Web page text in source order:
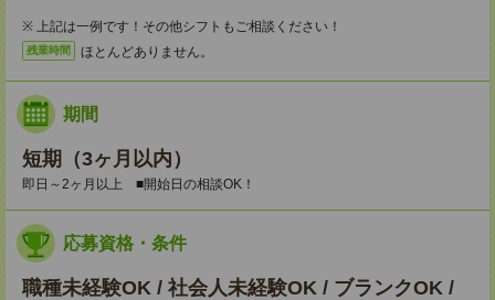
※ 上記は一例です！その他シフトもご相談ください！
残業時間 ほとんどありません。
期間
短期（3ヶ月以内）
即日～2ヶ月以上 ■開始日の相談OK！
応募資格・条件
職種未経験OK / 社会人未経験OK / ブランクOK /